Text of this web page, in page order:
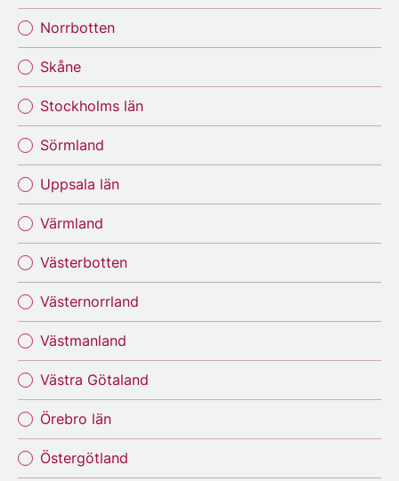
Norrbotten
Skåne
Stockholms län
Sörmland
Uppsala län
Värmland
Västerbotten
Västernorrland
Västmanland
Västra Götaland
Örebro län
Östergötland